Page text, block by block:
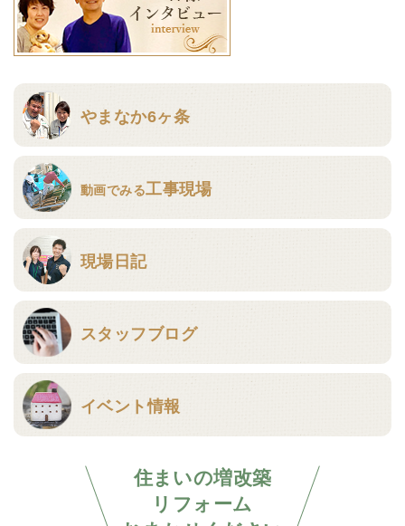
やまなか6ヶ条
動画でみる工事現場
現場日記
スタッフブログ
イベント情報
住まいの増改築
リフォーム